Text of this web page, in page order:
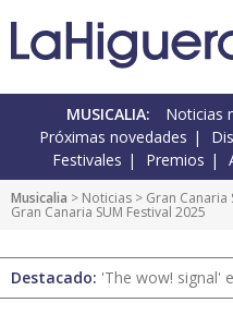
MUSICALIA: Noticias
Próximas novedades
Festivales
Premios
Musicalia > Noticias > Gran Canaria
Gran Canaria SUM Festival 2025
Destacado: 'The wow! signal'